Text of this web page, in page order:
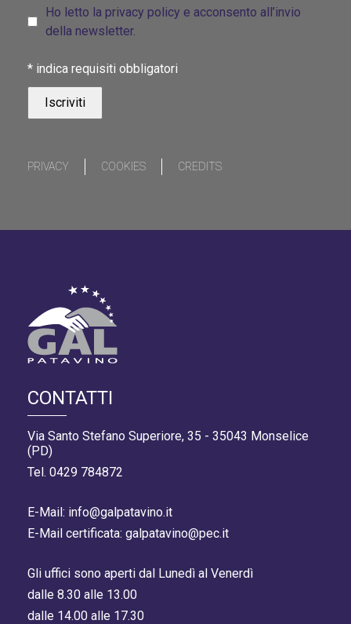
CONTATTI
Via Santo Stefano Superiore, 35 - 35043 Monselice
(PD)
Tel. 0429 784872
E-Mail: info@galpatavino.it
E-Mail certificata: galpatavino@pec.it
Gli uffici sono aperti dal Lunedì al Venerdì
dalle 8.30 alle 13.00
dalle 14.00 alle 17.30
Ho letto la privacy policy e acconsento all’invio
della newsletter.
* indica requisiti obbligatori
PRIVACY COOKIES CREDITS